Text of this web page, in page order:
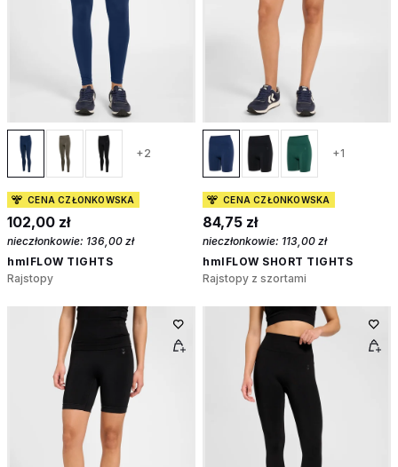
+2
CENA CZŁONKOWSKA
102,00 zł
nieczłonkowie: 136,00 zł
hmlFLOW TIGHTS
Rajstopy
+1
CENA CZŁONKOWSKA
84,75 zł
nieczłonkowie: 113,00 zł
hmlFLOW SHORT TIGHTS
Rajstopy z szortami